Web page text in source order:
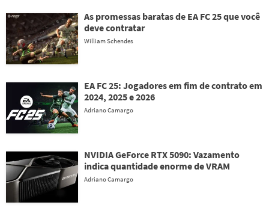
As promessas baratas de EA FC 25 que você
deve contratar
William Schendes
EA FC 25: Jogadores em fim de contrato em
2024, 2025 e 2026
Adriano Camargo
NVIDIA GeForce RTX 5090: Vazamento
indica quantidade enorme de VRAM
Adriano Camargo